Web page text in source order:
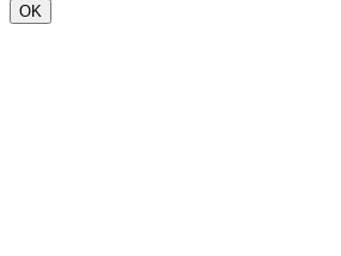
OK